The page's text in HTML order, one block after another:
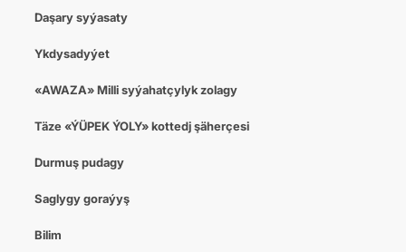
Daşary syýasaty
Ykdysadyýet
«AWAZA» Milli syýahatçylyk zolagy
Täze «ÝÜPEK ÝOLY» kottedj şäherçesi
Durmuş pudagy
Saglygy goraýyş
Bilim